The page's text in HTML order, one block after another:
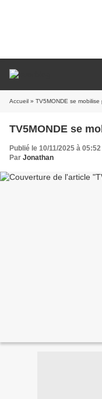
Accueil » TV5MONDE se mobilise
TV5MONDE se
Publié le 10/11/2025 à 05:52
Par Jonathan